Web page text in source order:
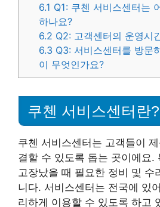
6.1 Q1: 쿠첸 서비스센터는
하나요?
6.2 Q2: 고객센터의 운영시
6.3 Q3: 서비스센터를 방문
이 무엇인가요?
쿠첸 서비스센터란?
쿠첸 서비스센터는 고객들이
결할 수 있도록 돕는 곳이에요.
고장났을 때 필요한 정비 및 수
니다. 서비스센터는 전국에 있
리하게 이용할 수 있도록 하고